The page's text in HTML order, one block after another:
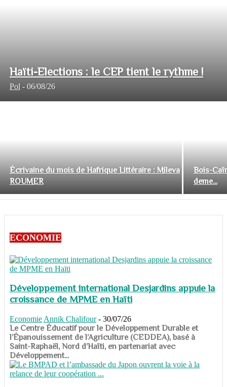
Haïti-Elections : le CEP tient le rythme !
Pol - 06/08/26
Écrivaine du mois de Hafrique Littéraire : Mileva
ROUMER
Bois-
deme...
ECONOMIE
Développement international Desjardins appuie la
croissance de MPME en Haïti
Economie Annik Chalifour - 30/07/26
​​​​​​​Le Centre Éducatif pour le Développement Durable et
l’Épanouissement de l’Agriculture (CEDDEA), basé à
Saint-Raphaël, Nord d’Haïti, en partenariat avec
Développement...